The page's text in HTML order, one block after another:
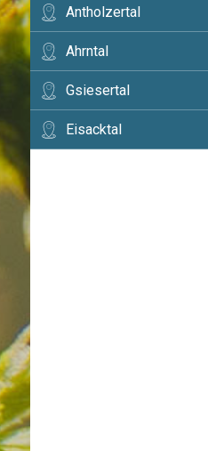
Antholzertal
Ahrntal
Gsiesertal
Eisacktal